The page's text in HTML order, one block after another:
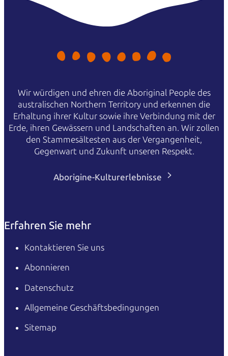
Wir würdigen und ehren die Aboriginal People des
australischen Northern Territory und erkennen die
Erhaltung ihrer Kultur sowie ihre Verbindung mit der
Erde, ihren Gewässern und Landschaften an. Wir zollen
den Stammesältesten aus der Vergangenheit,
Gegenwart und Zukunft unseren Respekt.
Aborigine-Kulturerlebnisse
Erfahren Sie mehr
Kontaktieren Sie uns
Abonnieren
Datenschutz
Allgemeine Geschäftsbedingungen
Sitemap